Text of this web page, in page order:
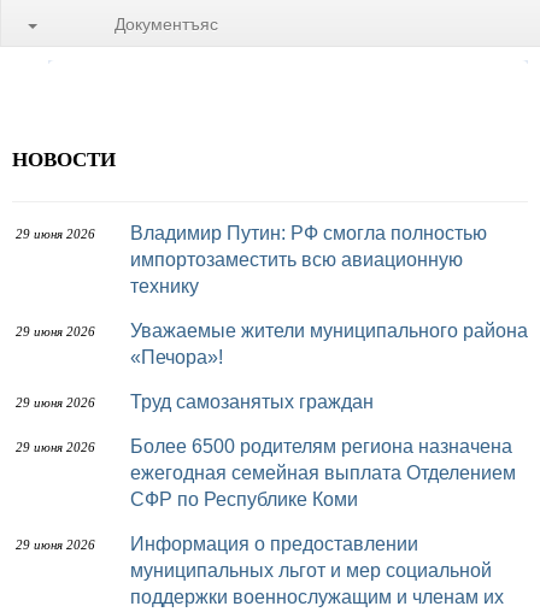
Документъяс
НОВОСТИ
29 июня 2026
Владимир Путин: РФ смогла полностью
импортозаместить всю авиационную
технику
29 июня 2026
Уважаемые жители муниципального района
«Печора»!
29 июня 2026 Труд самозанятых граждан
29 июня 2026
Более 6500 родителям региона назначена
ежегодная семейная выплата Отделением
СФР по Республике Коми
29 июня 2026
Информация о предоставлении
муниципальных льгот и мер социальной
поддержки военнослужащим и членам их